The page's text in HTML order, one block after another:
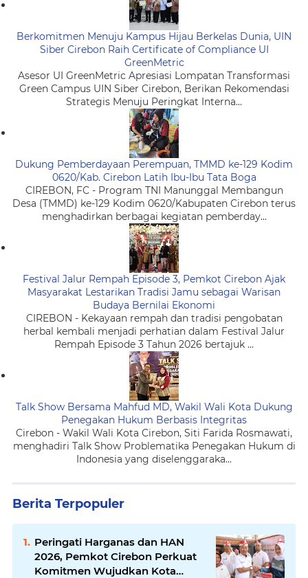
Berkomitmen Menuju Kampus Hijau Berkelas Dunia, UIN
Siber Cirebon Raih Certificate of Compliance UI
GreenMetric
Asesor UI GreenMetric Apresiasi Lompatan Transformasi
Green Campus UIN Siber Cirebon, Berikan Rekomendasi
Strategis Menuju Peringkat Interna...
Dukung Pemberdayaan Perempuan, TMMD ke-129 Kodim
0620/Kab. Cirebon Latih Ibu-Ibu Tata Boga
CIREBON, FC - Program TNI Manunggal Membangun
Desa (TMMD) ke-129 Kodim 0620/Kabupaten Cirebon terus
menghadirkan berbagai kegiatan pemberday...
Festival Jalur Rempah Episode 3, Pemkot Cirebon Ajak
Masyarakat Lestarikan Tradisi Jamu sebagai Warisan
Budaya Bernilai Ekonomi
CIREBON - Kekayaan rempah dan tradisi pengobatan
herbal kembali menjadi perhatian dalam Festival Jalur
Rempah Episode 3 Tahun 2026 bertajuk ...
Talk Show Bersama Mahfud MD, Wakil Wali Kota Dukung
Penegakan Hukum Berbasis Integritas
Cirebon - Wakil Wali Kota Cirebon, Siti Farida Rosmawati,
menghadiri Talk Show Problematika Penegakan Hukum di
Indonesia yang diselenggaraka...
Berita Terpopuler
Peringati Harganas dan HAN
2026, Pemkot Cirebon Perkuat
Komitmen Wujudkan Kota